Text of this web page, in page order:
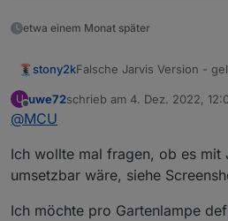
etwa einem Monat später
stony2kFalsche Jarvis Version -
U
Offline
uwe72schrieb am 4. Dez. 2022,
zuletzt editiert von
@MCU
Ich wollte mal fragen, ob es mit
umsetzbar wäre, siehe
Ich möchte pro Gartenlampe